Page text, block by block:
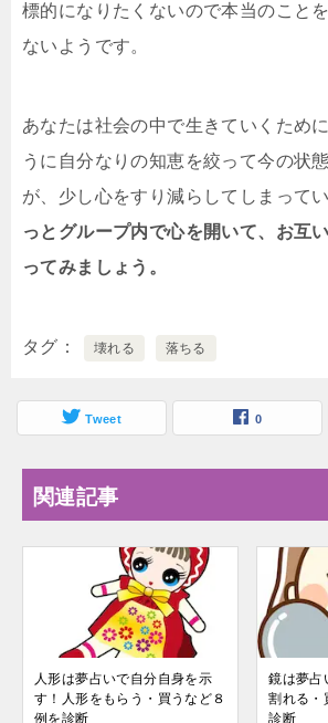
標的になりたくないので本当のこと
ないようです。
あなたは社会の中で生きていくため
うに自分なりの知恵を絞って今の状
が、少し心をすり減らしてしまって
っとグループ内で心を開いて、お互
ってみましょう。
タグ 壊れる 落ちる
Tweet 0
関連記事
人形は夢占いで自分自身を示
す！人形をもらう・買うなど８
例を診断
鏡は夢占
割れる・
診断